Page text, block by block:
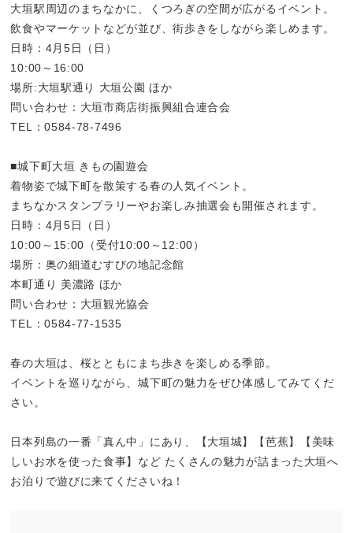
大垣駅周辺のまちなかに、くつろぎの空間が広がるイベント。
飲食やマーケットなどが並び、街歩きをしながら楽しめます。
日時：4月5日（日）
10:00～16:00
場所:大垣駅通り 大垣公園 ほか
問い合わせ：大垣市商店街振興組合連合会
TEL：0584-78-7496
■城下町大垣 きもの園遊会
着物姿で城下町を散策する春の人気イベント。
まちなかスタンプラリーやお楽しみ抽選会も開催されます。
日時：4月5日（日）
10:00～15:00（受付10:00～12:00）
場所：奥の細道むすびの地記念館
本町通り 美濃路 ほか
問い合わせ：大垣観光協会
TEL：0584-77-1535
春の大垣は、桜とともにまち歩きを楽しめる季節。
イベントを巡りながら、城下町の魅力をぜひ体感してみてくだ
さい。
日本列島の一番「真ん中」にあり、【大垣城】【芭蕉】【美味
しいお水を使った食事】など たくさんの魅力が詰まった大垣へ
お泊りで遊びに来てくださいね！